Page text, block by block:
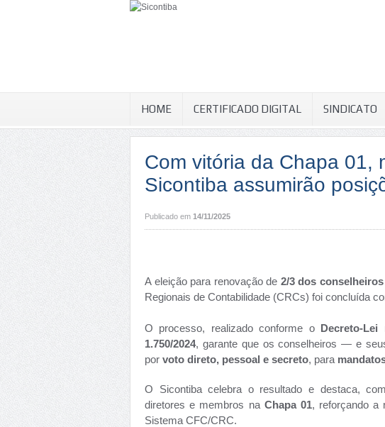
HOME CERTIFICADO DIGITAL SINDICATO
Com vitória da Chapa 01,
Sicontiba assumirão
Publicado em 14/11/2025
A eleição para renovação de 2/3 dos conselheiros
Regionais de Contabilidade (CRCs) foi concluída
O processo, realizado conforme o Decreto-Lei
1.750/2024, garante que os conselheiros — e
por voto direto, pessoal e secreto, para
O Sicontiba celebra o resultado e destaca,
diretores e membros na Chapa 01, reforçando a
Sistema CFC/CRC.